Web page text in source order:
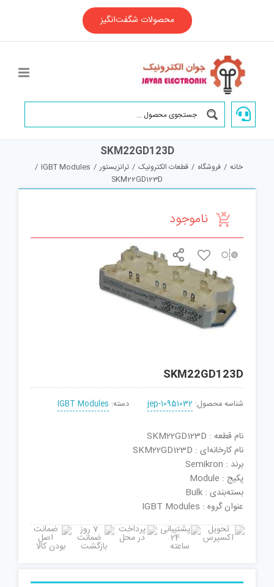
محصولات شگفت‌انگیز
SKM22GD123D
خانه / فروشگاه / قطعات الکترونیک / ترانزیستور /
IGBT Modules
/
SKM22GD123D
ناموجود
SKM22GD123D
شناسه محصول: jep-10951032 دسته: IGBT Modules
نام قطعه : SKM22GD123D
نام کارخانه‌ای : SKM22GD123D
برند : Semikron
پکیج : Module
بسته‌بندی : Bulk
عنوان گروه : IGBT Modules